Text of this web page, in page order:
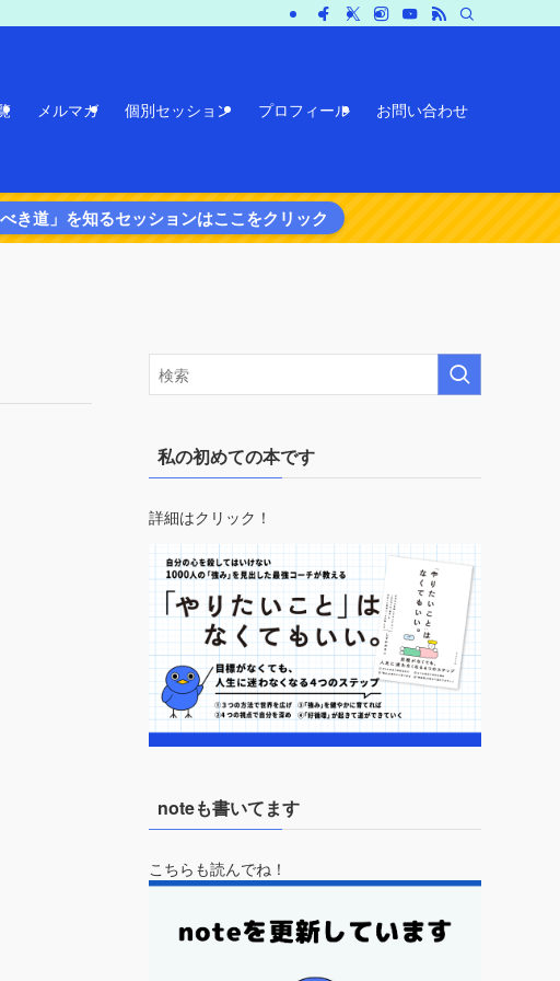
メルマガ 個別セッション プロフィール お問い合わせ
べき道」を知るセッションはここをクリック
私の初めての本です
詳細はクリック！
noteも書いてます
こちらも読んでね！